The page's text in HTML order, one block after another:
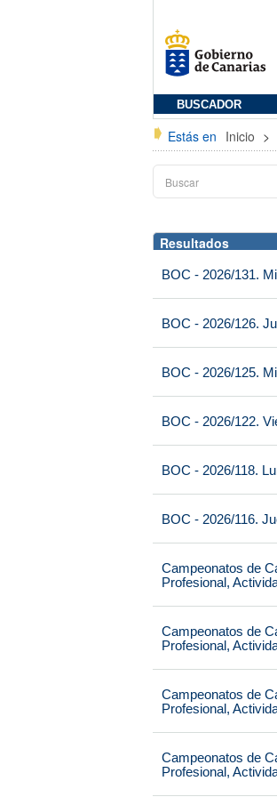
BUSCADOR
Estás en Inicio >
Resultados
BOC - 2026/131.
BOC - 2026/126.
BOC - 2026/125.
BOC - 2026/122.
BOC - 2026/118.
BOC - 2026/116.
Campeonatos de
Profesional,
Campeonatos de
Profesional,
Campeonatos de
Profesional,
Campeonatos de
Profesional,